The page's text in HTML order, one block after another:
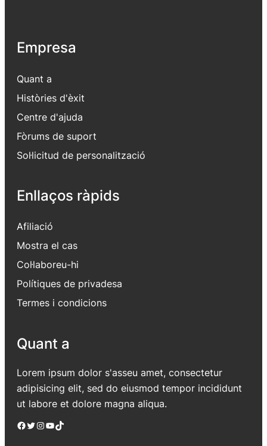
Empresa
Quant a
Històries d'èxit
Centre d'ajuda
Fòrums de suport
Sol·licitud de personalització
Enllaços ràpids
Afiliació
Mostra el cas
Col·laboreu-hi
Polítiques de privadesa
Termes i condicions
Quant a
Lorem ipsum dolor s'asseu amet, consectetur
adipisicing elit, sed do eiusmod tempor incididunt
ut labore et dolore magna aliqua.
Facebook Twitter Instagram YouTube TikTok